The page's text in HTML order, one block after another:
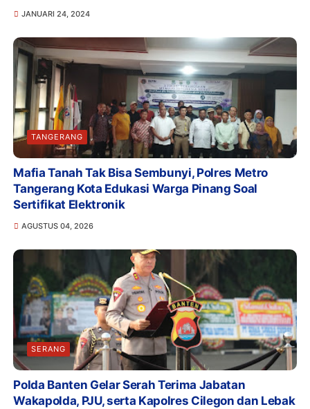
JANUARI 24, 2024
TANGERANG
Mafia Tanah Tak Bisa Sembunyi, Polres Metro
Tangerang Kota Edukasi Warga Pinang Soal
Sertifikat Elektronik
AGUSTUS 04, 2026
SERANG
Polda Banten Gelar Serah Terima Jabatan
Wakapolda, PJU, serta Kapolres Cilegon dan Lebak